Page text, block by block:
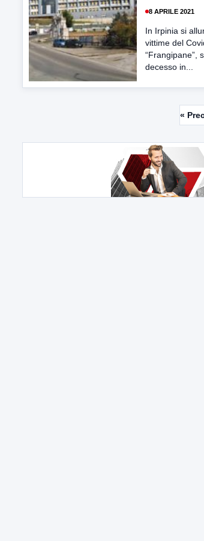
8 APRILE 2021
In Irpinia si
vittime del
“Frangipane”,
decesso in...
«